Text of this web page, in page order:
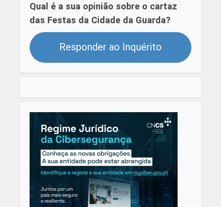
Qual é a sua opinião sobre o cartaz
das Festas da Cidade da Guarda?
Responder ao Inquérito